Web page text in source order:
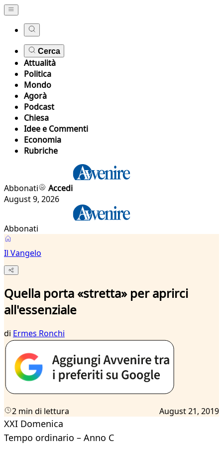
Cerca
Attualità
Politica
Mondo
Agorà
Podcast
Chiesa
Idee e Commenti
Economia
Rubriche
Abbonati
Accedi
August 9, 2026
Abbonati
Il Vangelo
Quella porta «stretta» per aprirci
all'essenziale
di Ermes Ronchi
2 min di lettura August 21, 2019
XXI Domenica
Tempo ordinario – Anno C